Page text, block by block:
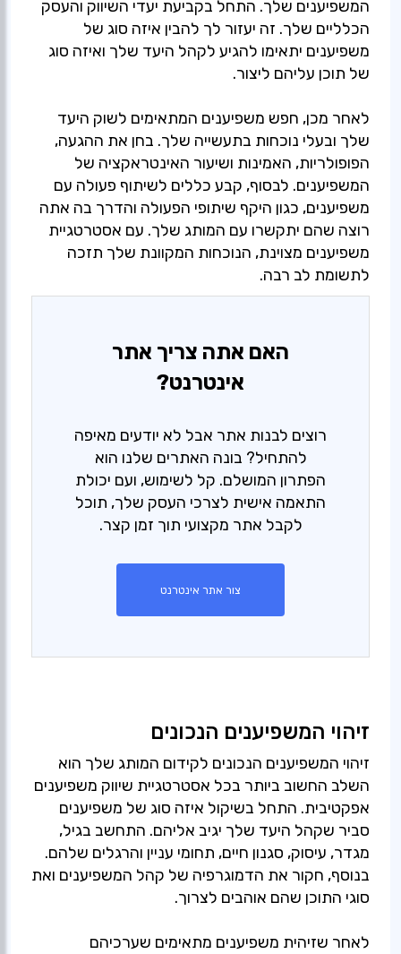
המשפיענים שלך. התחל בקביעת יעדי השיווק והעסק
הכלליים שלך. זה יעזור לך להבין איזה סוג של
משפיענים יתאימו להגיע לקהל היעד שלך ואיזה סוג
לאחר מכן, חפש משפיענים המתאימים לשוק היעד
שלך ובעלי נוכחות בתעשייה שלך. בחן את ההגעה,
הפופולריות, האמינות ושיעור האינטראקציה של
המשפיענים. לבסוף, קבע כללים לשיתוף פעולה עם
משפיענים, כגון היקף שיתופי הפעולה והדרך בה אתה
רוצה שהם יתקשרו עם המותג שלך. עם אסטרטגיית
משפיענים מצוינת, הנוכחות המקוונת שלך תזכה
לתשומת לב רבה.
האם אתה צריך אתר
אינטרנט?
רוצים לבנות אתר אבל לא יודעים מאיפה
להתחיל? בונה האתרים שלנו הוא
הפתרון המושלם. קל לשימוש, ועם יכולת
התאמה אישית לצרכי העסק שלך, תוכל
לקבל אתר מקצועי תוך זמן קצר.
צור אתר אינטרנט
זיהוי המשפיענים הנכונים
זיהוי המשפיענים הנכונים לקידום המותג שלך הוא
השלב החשוב ביותר בכל אסטרטגיית שיווק משפיענים
אפקטיבית. התחל בשיקול איזה סוג של משפיענים
סביר שקהל היעד שלך יגיב אליהם. התחשב בגיל,
מגדר, עיסוק, סגנון חיים, תחומי עניין והרגלים שלהם.
בנוסף, חקור את הדמוגרפיה של קהל המשפיענים ואת
לאחר שזיהית משפיענים מתאימים שערכיהם